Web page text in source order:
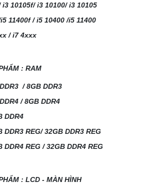
i3 10105f/ i3 10100/ i3 10105
11400f / i5 10400 /i5 11400
/ i7 4xxx
: RAM
/ 8GB DDR3
/ 8GB DDR4
DDR4
DDR3 REG/ 32GB DDR3 REG
DDR4 REG / 32GB DDR4 REG
: LCD - MÀN HÌNH